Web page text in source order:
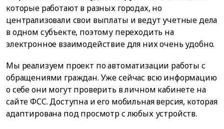
которые работают в разных городах, но
централизовали свои выплаты и ведут учетные дела
в одном субъекте, поэтому переходить на
электронное взаимодействие для них очень удобно.
Мы реализуем проект по автоматизации работы с
обращениями граждан. Уже сейчас всю информацию
о себе они могут проверить в личном кабинете на
сайте ФСС. Доступна и его мобильная версия, которая
адаптирована под просмотр с любых устройств.